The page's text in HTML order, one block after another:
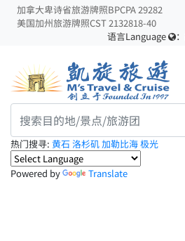
加拿大卑诗省旅游牌照BPCPA 29282
美国加州旅游牌照CST 2132818-40
语言Language ：
热门搜寻: 黄石洛杉矶加勒比海极光
Powered by Translate